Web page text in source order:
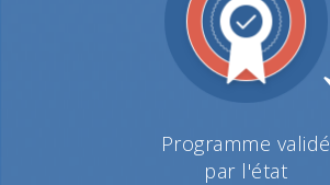
Programme validé
par l'état